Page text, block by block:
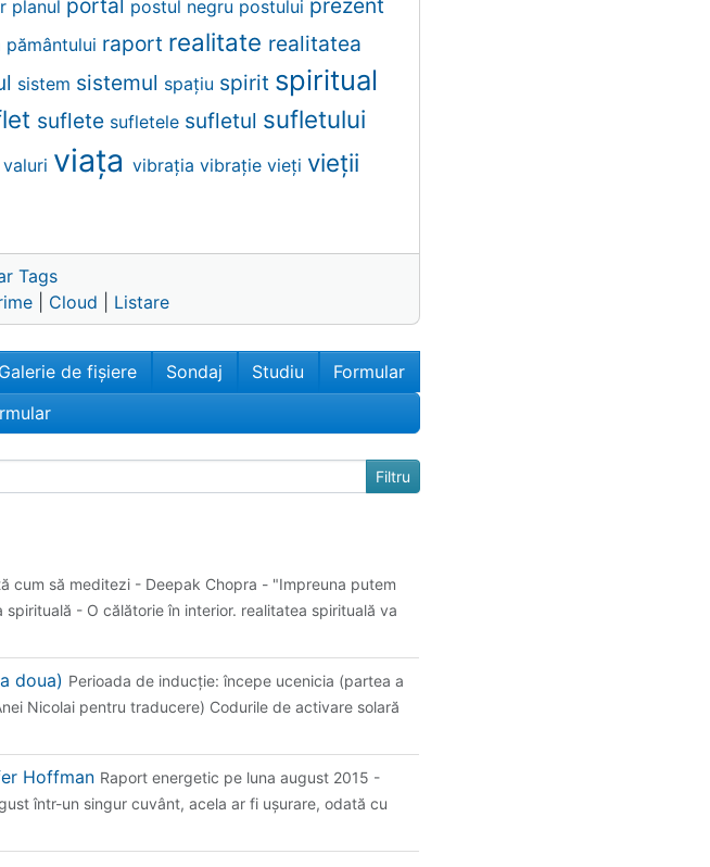
planul portal postul negru postului prezent
pământului raport realitate realitatea
sistem sistemul spațiu spirit spiritual
suflete sufletele sufletul sufletului
valuri viaţavibraţiavibrațievieți vieții
Tags
Cloud Listare
Galerie de fișiere Sondaj Studiu
Formular
cum să meditezi - Deepak Chopra - "Impreuna putem
- O călătorie în interior. realitatea spirituală va
doua) Perioada de inducție: începe ucenicia (partea a
Nicolai pentru traducere) Codurile de activare solară
Hoffman Raport energetic pe luna august 2015 -
într-un singur cuvânt, acela ar fi uşurare, odată cu